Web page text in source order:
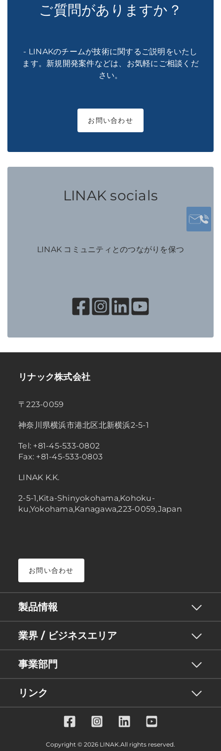
ご質問がありますか？
- LINAKのチームが技術に関するご説明をいたし
ます。新規開発案件などは、お気軽にご相談くだ
さい。
お問い合わせ
LINAK socials
LINAK コミュニティとのつながりを保つ
リナック株式会社
〒223-0059
神奈川県横浜市港北区北新横浜2-5-1
Tel: +81-45-533-0802
Fax: +81-45-533-0803
LINAK K.K.
2-5-1,Kita-Shinyokohama,Kohoku-
ku,Yokohama,Kanagawa,223-0059,Japan
お問い合わせ
製品情報
業界 / ビジネスエリア
事業部門
リンク
Copyright © 2026 LINAK.All rights reserved.